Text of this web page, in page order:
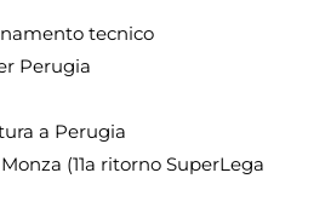
tecnico
Perugia
a Perugia
(11a ritorno SuperLega